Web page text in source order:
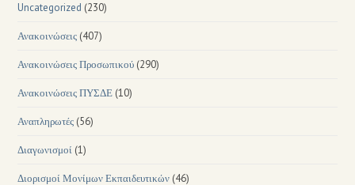
Uncategorized (230)
Ανακοινώσεις (407)
Ανακοινώσεις Προσωπικού (290)
Ανακοινώσεις ΠΥΣΔΕ (10)
Αναπληρωτές (56)
Διαγωνισμοί (1)
Διορισμοί Μονίμων Εκπαιδευτικών (46)